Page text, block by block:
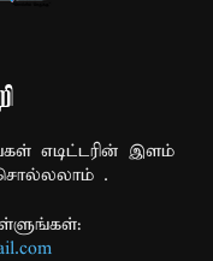
எடிட்டரின் இளம்
.